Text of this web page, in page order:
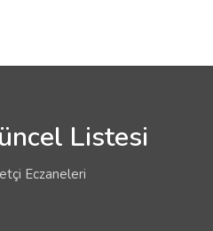
Listesi
Eczaneleri